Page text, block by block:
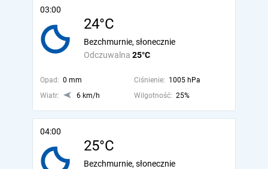
03:00
24°C
Odczuwalna 25°C
Bezchmurnie, słonecznie
Opad: 0 mm Ciśnienie: 1005 hPa
Wiatr:
6 km/h Wilgotność: 25%
04:00
25°C
Bezchmurnie, słonecznie